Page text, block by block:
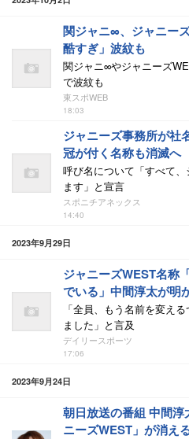
関ジャニ∞、ジャニー
酷すぎ」波紋も
関ジャニ∞やジャニーズ
で波紋も
東スポWEB
18:03
ジャニーズ事務所が社
冠が付く名称も消滅へ
呼び名について「すべて
ます」と宣言
スポニチアネックス
14:40
2023年9月29日
ジャニーズWEST名称
でいる」中間淳太が明
「全員、もう名前を変え
ました」と言及
デイリースポーツ
17:06
2023年9月24日
朝日放送の番組 中間
ニーズWEST」が消え